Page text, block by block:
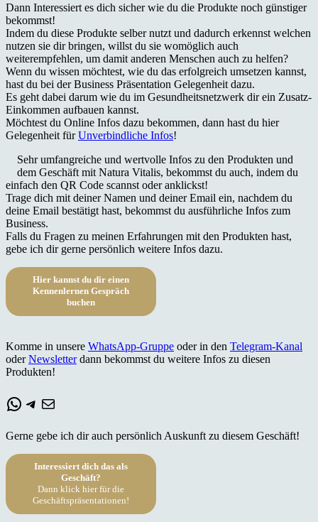
Dann Interessiert es dich sicher wie du die Produkte noch günstiger
bekommst!
Indem du diese Produkte selber nutzt und dadurch erkennst welchen
nutzen sie dir bringen, willst du sie womöglich auch
weiterempfehlen, um damit anderen Menschen auch zu helfen?
Wenn du wissen möchtest, wie du das erfolgreich umsetzen kannst,
hast du bei der Business Präsentation Gelegenheit dazu.
Es geht dabei darum wie du im Gesundheitsnetzwerk dir ein Zusatz-
Einkommen aufbauen kannst.
Möchtest du Online Infos dazu bekommen, dann hast du hier
Gelegenheit fürUnverbindliche Infos!
Sehr umfangreiche und wertvolle Infos zu den Produkten und
dem Geschäft mit Natura Vitalis, bekommst du auch, indem du
einfach den QR Code scannst oder anklickst!
Trage dich mit deiner Namen und deiner Email ein, nachdem du
deine Email bestätigt hast, bekommst du ausführliche Infos zum
Business.
Falls du Fragen zu meinen Erfahrungen mit den Produkten hast,
gebe ich dir gerne persönlich weitere Infos dazu.
Hier kannst du dir einen
Kennenlernen Gespräch
buchen
Komme in unsere WhatsApp-Gruppe oder in den Telegram-Kanal
oderNewsletterdann bekommst du weitere Infos zu diesen
Produkten!
WhatsApp
Telegram
E-Mail
Gerne gebe ich dir auch persönlich Auskunft zu diesem Geschäft!
Interessiert dich das als
Geschäft?
Dann klick hier für die
Geschäftspräsentationen!